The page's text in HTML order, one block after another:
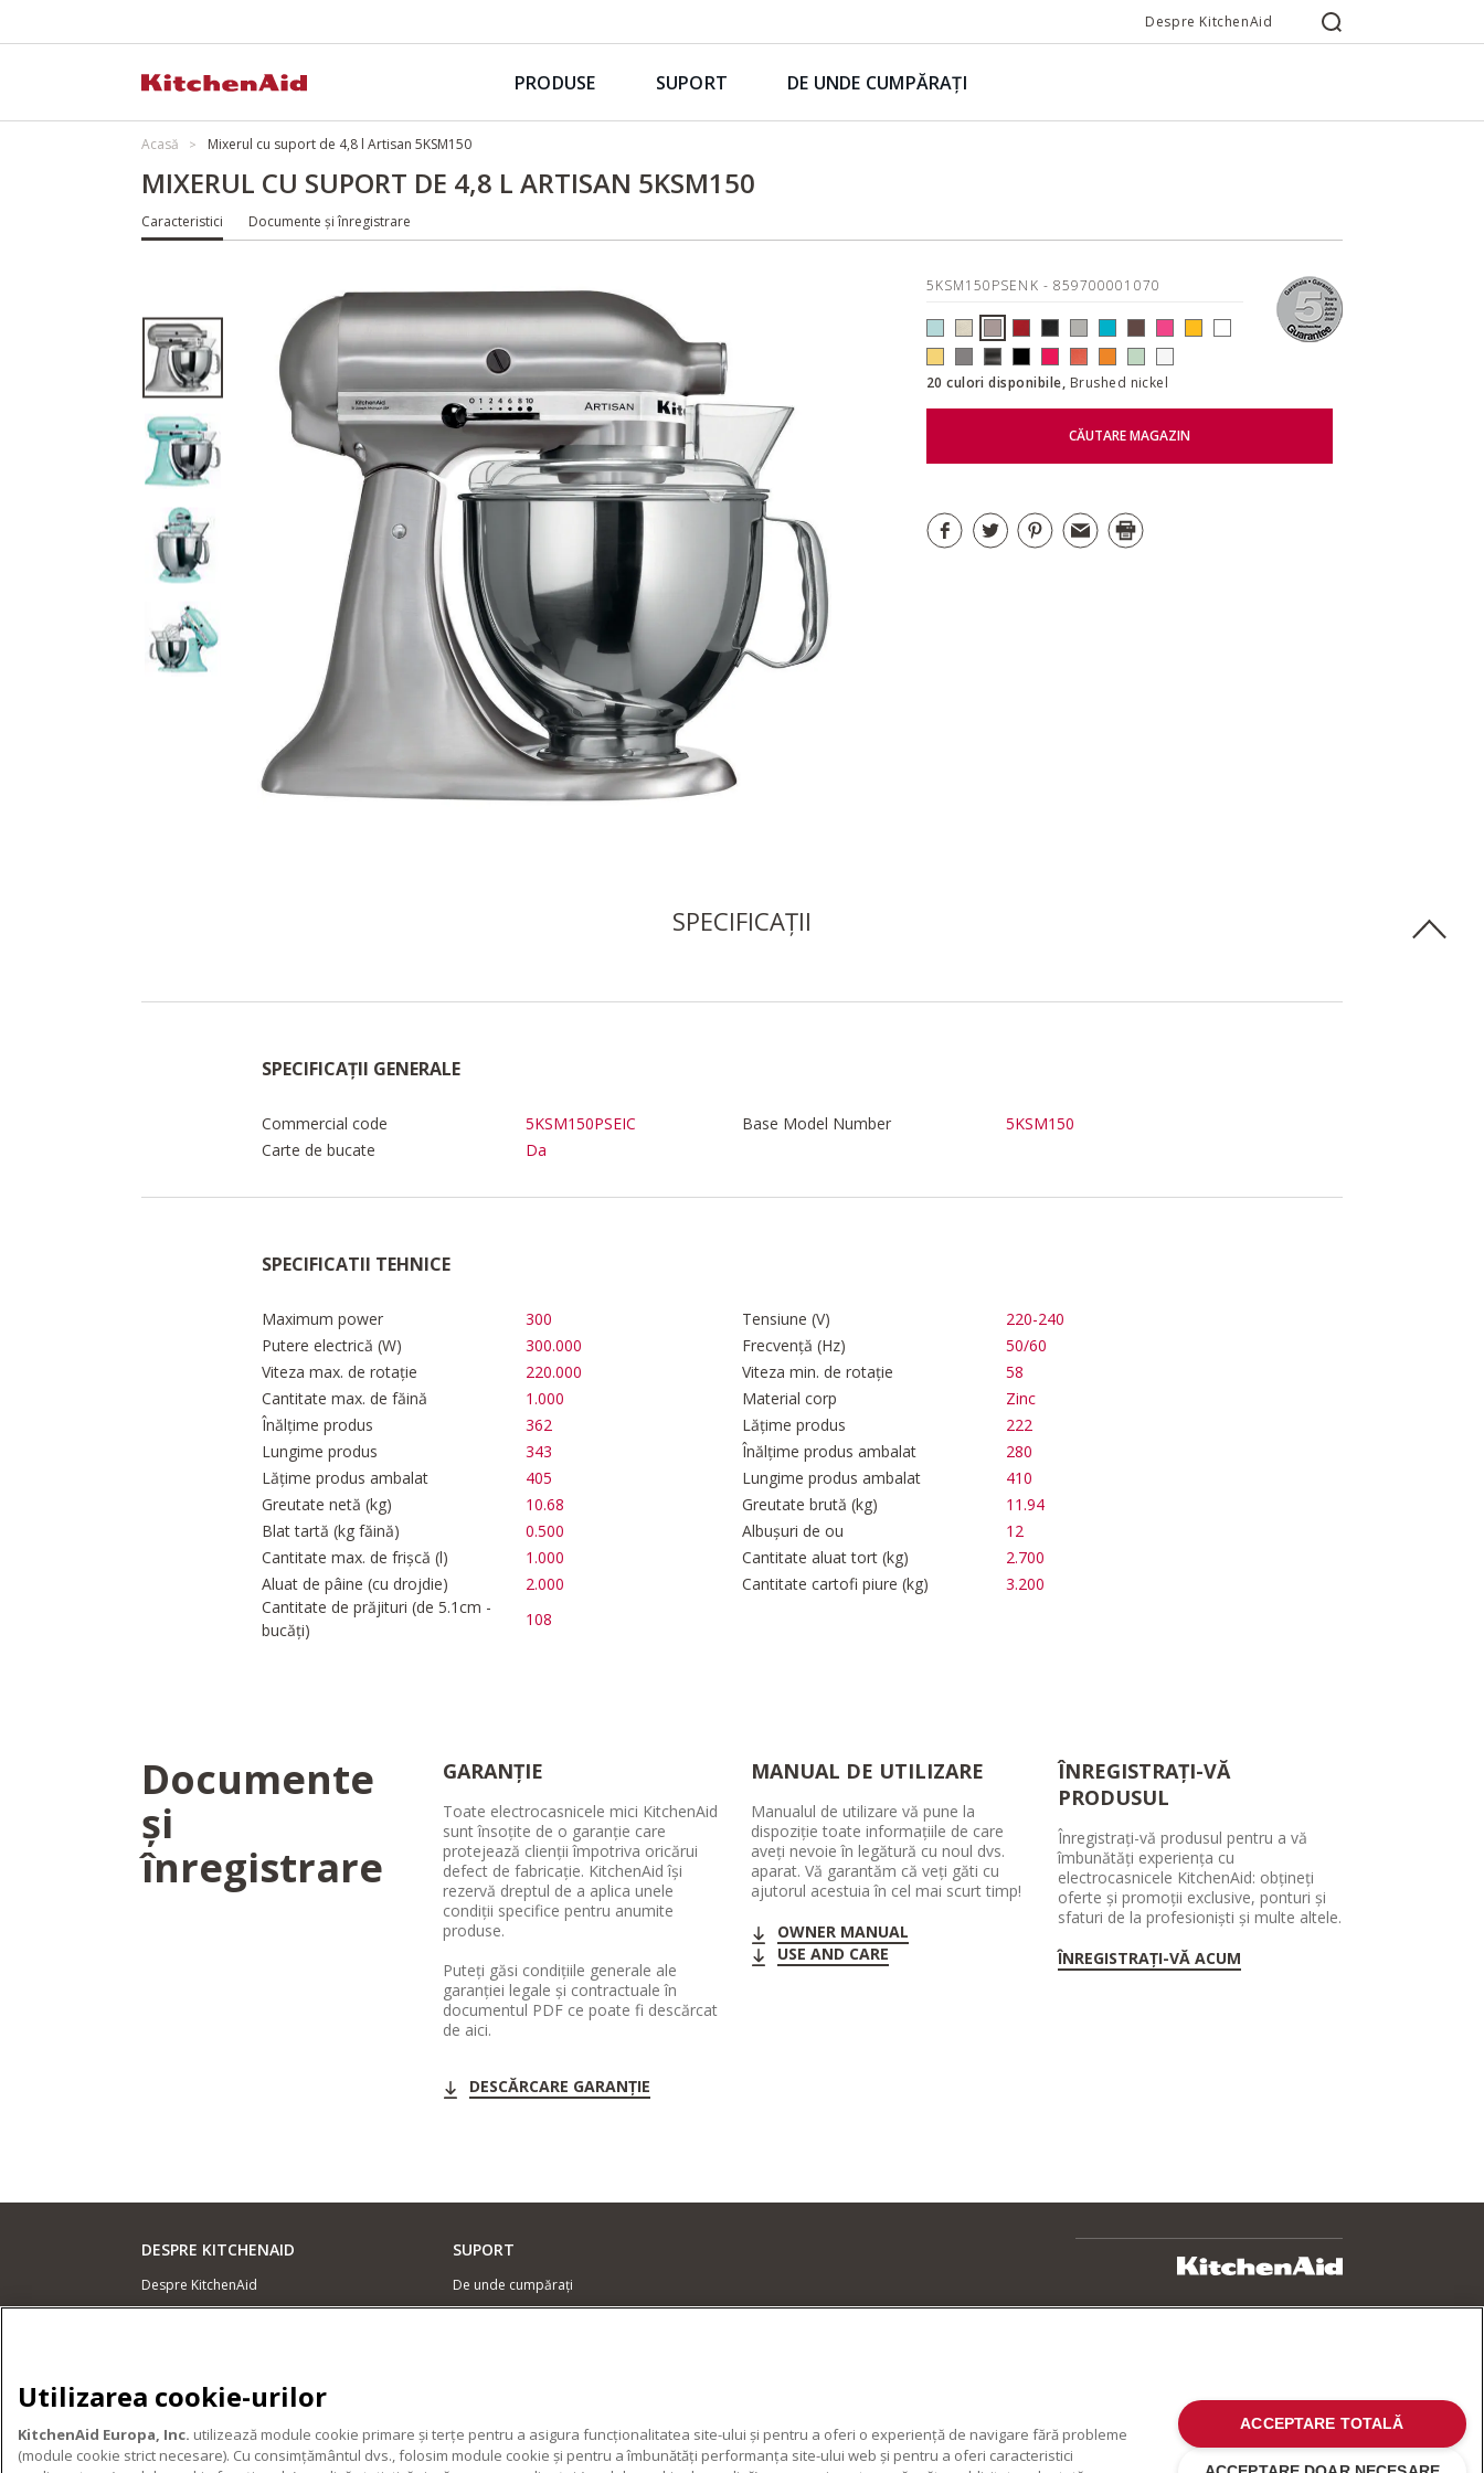
Despre KitchenAid
PRODUSE SUPORT DE UNDE CUMPĂRAȚI
Acasă Mixerul cu suport de 4,8 l Artisan 5KSM150
MIXERUL CU SUPORT DE 4,8 L ARTISAN 5KSM150
Caracteristici Documente și înregistrare
5KSM150PSENK - 859700001070
20 culori disponibile, Brushed nickel
CĂUTARE MAGAZIN
SPECIFICAȚII
SPECIFICAȚII GENERALE
Commercial code 5KSM150PSEIC Base Model Number
5KSM150
Carte de bucate
Da
SPECIFICATII TEHNICE
Maximum power 300 Tensiune (V)
220-240
Putere electrică (W)
300.000 Frecvență (Hz)
50/60
Viteza max. de rotație
220.000 Viteza min. de rotație
58
Cantitate max. de făină
1.000 Material corp
Zinc
Înălțime produs
362 Lățime produs
222
Lungime produs
343 Înălțime produs ambalat
280
Lățime produs ambalat
405 Lungime produs ambalat
410
Greutate netă (kg)
10.68 Greutate brută (kg)
11.94
Blat tartă (kg făină)
0.500 Albușuri de ou
12
Cantitate max. de frișcă (l)
1.000 Cantitate aluat tort (kg)
2.700
Aluat de pâine (cu drojdie)
2.000 Cantitate cartofi piure (kg)
3.200
Cantitate de prăjituri (de 5.1cm -
bucăți)
108
Documente
și
înregistrare
GARANȚIE
Toate electrocasnicele mici KitchenAid
sunt însoțite de o garanție care
protejează clienții împotriva oricărui
defect de fabricație. KitchenAid își
rezervă dreptul de a aplica unele
condiții specifice pentru anumite
produse.
Puteți găsi condițiile generale ale
garanției legale și contractuale în
documentul PDF ce poate fi descărcat
de aici.
DESCĂRCARE GARANȚIE
MANUAL DE UTILIZARE
Manualul de utilizare vă pune la
dispoziție toate informațiile de care
aveți nevoie în legătură cu noul dvs.
aparat. Vă garantăm că veți găti cu
ajutorul acestuia în cel mai scurt timp!
OWNER MANUAL
USE AND CARE
ÎNREGISTRAȚI-VĂ
PRODUSUL
Înregistrați-vă produsul pentru a vă
îmbunătăți experiența cu
electrocasnicele KitchenAid: obțineți
oferte și promoții exclusive, ponturi și
sfaturi de la profesioniști și multe altele.
ÎNREGISTRAȚI-VĂ ACUM
DESPRE KITCHENAID
Despre KitchenAid
PRODUSELE NOASTRE
Electrocasnice mici
SUPORT
De unde cumpărați
Utilizarea cookie-urilor
KitchenAid Europa, Inc. utilizează module cookie primare și terțe pentru a asigura funcționalitatea site-ului și pentru a oferi o experiență de navigare fără probleme
(module cookie strict necesare). Cu consimțământul dvs., folosim module cookie și pentru a îmbunătăți performanța site-ului web și pentru a oferi caracteristici
ACCEPTARE TOTALĂ